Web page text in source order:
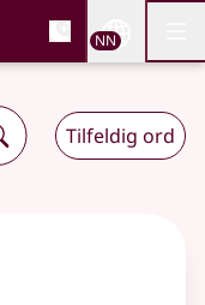
og
NN
Tilfeldig ord